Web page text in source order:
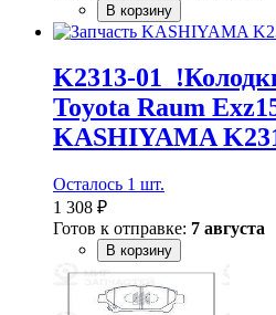
В корзину
K2313-
Toyota Raum
KASHIYAMA
Осталось 1 шт.
1 308 ₽
Готов к отправке: 7 августа
В корзину